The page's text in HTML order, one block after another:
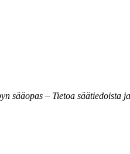
– Tietoa säätiedoista